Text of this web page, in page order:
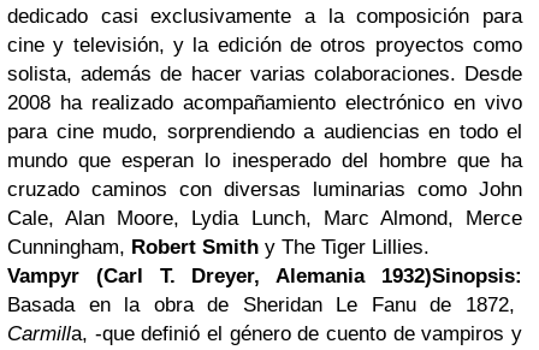
dedicado casi exclusivamente a la composición para
cine y televisión, y la edición de otros proyectos como
solista, además de hacer varias colaboraciones. Desde
2008 ha realizado acompañamiento electrónico en vivo
para cine mudo, sorprendiendo a audiencias en todo el
mundo que esperan lo inesperado del hombre que ha
cruzado caminos con diversas luminarias como John
Cale, Alan Moore, Lydia Lunch, Marc Almond, Merce
Cunningham, Robert Smith y The Tiger Lillies.
Vampyr (Carl T. Dreyer, Alemania 1932)Sinopsis:
Basada en la obra de Sheridan Le Fanu de 1872,
Carmilla, -que definió el género de cuento de vampiros y